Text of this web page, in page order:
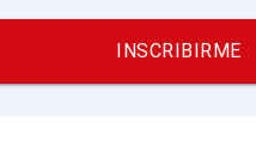
INSCRIBIRME